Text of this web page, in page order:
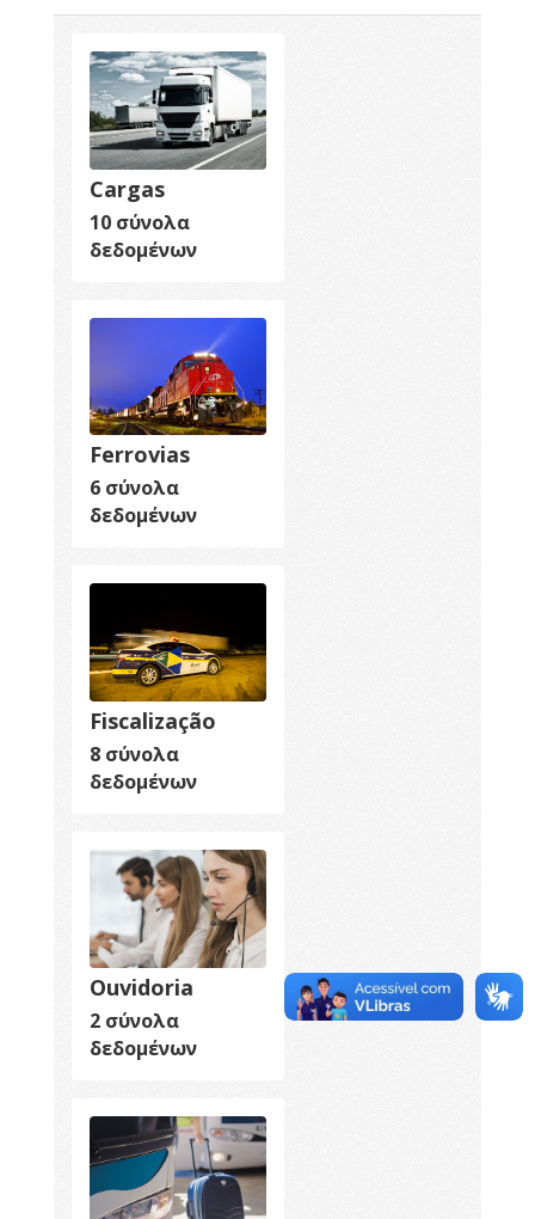
Cargas
10 σύνολα
δεδομένων
Ferrovias
6 σύνολα
δεδομένων
Fiscalização
8 σύνολα
δεδομένων
Ouvidoria
2 σύνολα
δεδομένων